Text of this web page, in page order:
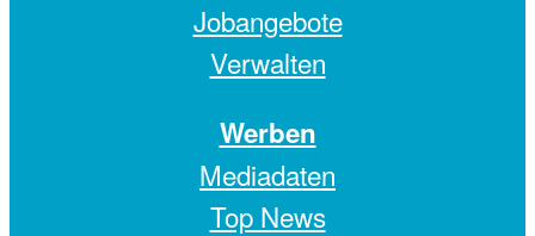
Jobangebote
Verwalten
Werben
Mediadaten
Top News